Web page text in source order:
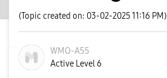
(Topic created on: 03-02-2025 11:16 PM)
WMO-A55
Active Level 6